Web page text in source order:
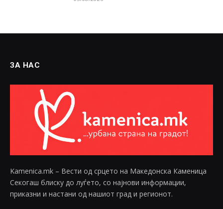
ЗА НАС
Kamenica.mk – Вести од срцето на Македонска Каменица
Секогаш блиску до луѓето, со најнови информации,
приказни и настани од нашиот град и регионот.